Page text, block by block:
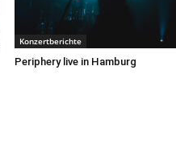
Konzertberichte
Periphery live in Hamburg